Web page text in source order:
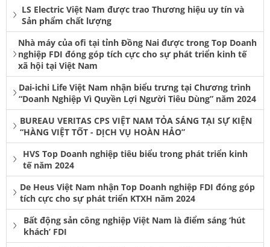
LS Electric Việt Nam được trao Thương hiệu uy tín và
Sản phẩm chất lượng
Nhà máy của ofi tại tỉnh Đồng Nai được trong Top Doanh
nghiệp FDI đóng góp tích cực cho sự phát triển kinh tế
xã hội tại Việt Nam
Dai-ichi Life Việt Nam nhận biểu trưng tại Chương trình
“Doanh Nghiệp Vì Quyền Lợi Người Tiêu Dùng” năm 2024
BUREAU VERITAS CPS VIỆT NAM TỎA SÁNG TẠI SỰ KIỆN
“HÀNG VIỆT TỐT - DỊCH VỤ HOÀN HẢO”
HVS Top Doanh nghiệp tiêu biểu trong phát triển kinh
tế năm 2024
De Heus Việt Nam nhận Top Doanh nghiệp FDI đóng góp
tích cực cho sự phát triển KTXH năm 2024
Bất động sản công nghiệp Việt Nam là điểm sáng ‘hút
khách’ FDI